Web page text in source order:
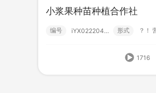
HB-MXJ42造雪机
编号 形式
1318
小浆果种苗种植合作社
编号 iYX02220427 形式
1716